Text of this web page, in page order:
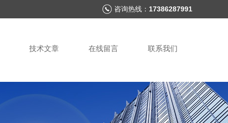
咨询热线： 17386287991
技术文章 在线留言 联系我们